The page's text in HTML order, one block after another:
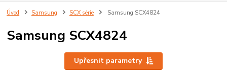
Úvod Samsung SCX série Samsung SCX4824
Samsung SCX4824
Upřesnit parametry